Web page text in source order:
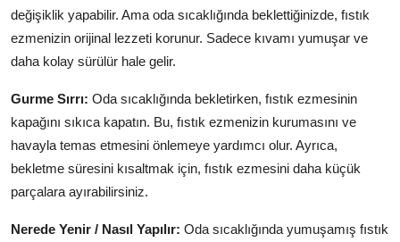
değişiklik yapabilir. Ama oda sıcaklığında beklettiğinizde, fıstık
ezmenizin orijinal lezzeti korunur. Sadece kıvamı yumuşar ve
daha kolay sürülür hale gelir.
Gurme Sırrı: Oda sıcaklığında bekletirken, fıstık ezmesinin
kapağını sıkıca kapatın. Bu, fıstık ezmenizin kurumasını ve
havayla temas etmesini önlemeye yardımcı olur. Ayrıca,
bekletme süresini kısaltmak için, fıstık ezmesini daha küçük
parçalara ayırabilirsiniz.
Nerede Yenir / Nasıl Yapılır: Oda sıcaklığında yumuşamış fıstık